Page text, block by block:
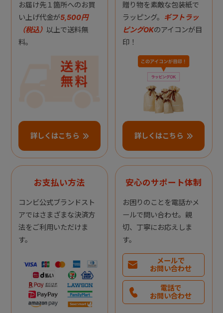
お届け先１箇所へのお買
い上げ代金が5,500円
（税込） 以上で送料無
料。
詳しくはこちら
贈り物を素敵な包装紙で
ラッピング。 ギフトラッ
ピングOKのアイコンが目
印！
詳しくはこちら
お支払い方法
コンビ公式ブランドスト
アではさまざまな決済方
法をご利用いただけま
す。
安心のサポート体制
お困りのことを電話かメ
ールで問い合わせ。親
切、丁寧にお応えしま
す。
メールで
お問い合わせ
電話で
お問い合わせ